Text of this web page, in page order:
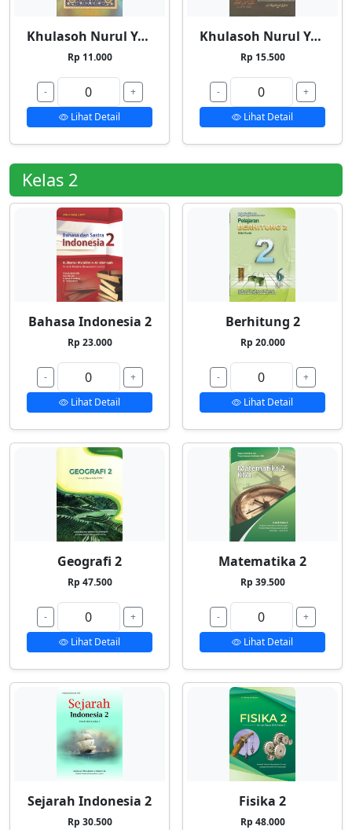
Khulasoh Nurul Yaqin 1
Rp 11.000
-
+
Lihat Detail
Khulasoh Nurul Yaqin 2
Rp 15.500
-
+
Lihat Detail
Kelas 2
Bahasa Indonesia 2
Rp 23.000
-
+
Lihat Detail
Berhitung 2
Rp 20.000
-
+
Lihat Detail
Geografi 2
Rp 47.500
-
+
Lihat Detail
Matematika 2
Rp 39.500
-
+
Lihat Detail
Sejarah Indonesia 2
Rp 30.500
Fisika 2
Rp 48.000